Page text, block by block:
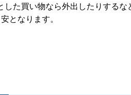
た買い物なら外出したりする
となります。